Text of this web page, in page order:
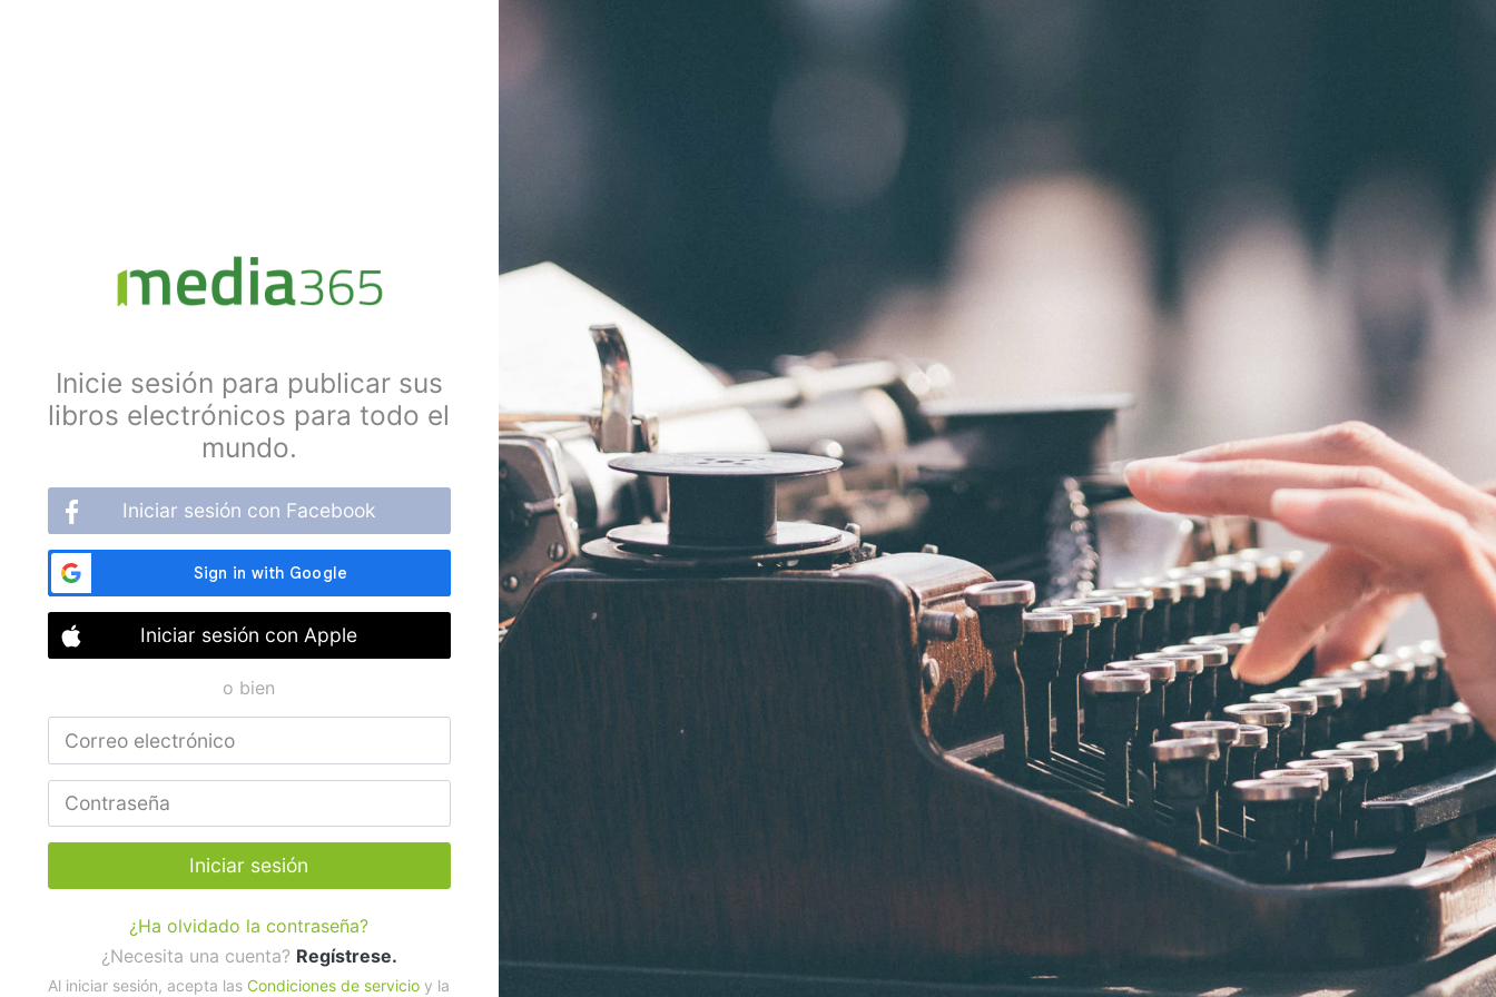
Inicie sesión para publicar sus
libros electrónicos para todo el
mundo.
Iniciar sesión con Facebook
Iniciar sesión con Apple
o bien
Iniciar sesión
¿Ha olvidado la contraseña?
¿Necesita una cuenta? Regístrese.
Al iniciar sesión, acepta las Condiciones de servicio y la